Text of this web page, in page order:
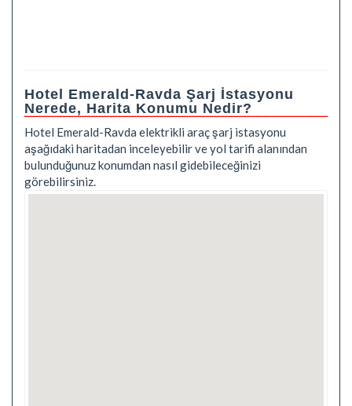
Hotel Emerald-Ravda Şarj İstasyonu
Nerede, Harita Konumu Nedir?
Hotel Emerald-Ravda elektrikli araç şarj istasyonu
aşağıdaki haritadan inceleyebilir ve yol tarifi alanından
bulunduğunuz konumdan nasıl gidebileceğinizi
görebilirsiniz.